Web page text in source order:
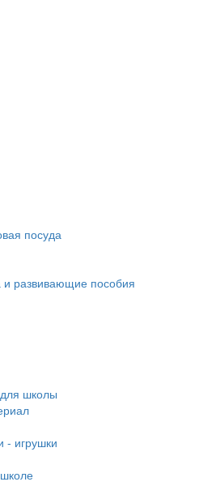
посуда
и развивающие пособия
школы
- игрушки